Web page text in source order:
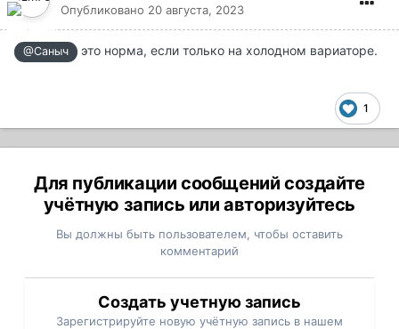
Опубликовано 20 августа, 2023
@Саныч это норма, если только на холодном вариаторе.
1
Для публикации сообщений создайте
учётную запись или авторизуйтесь
Вы должны быть пользователем, чтобы оставить
комментарий
Создать учетную запись
Зарегистрируйте новую учётную запись в нашем